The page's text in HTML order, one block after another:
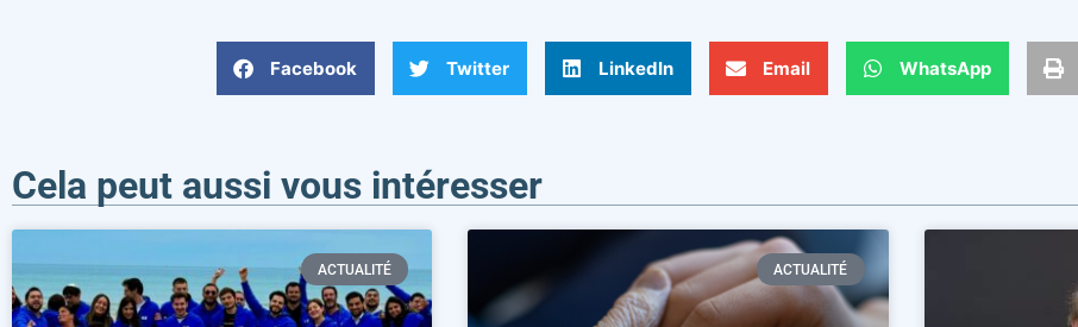
Facebook Twitter LinkedIn Email WhatsApp
Cela peut aussi vous intéresser
ACTUALITÉ ACTUALITÉ